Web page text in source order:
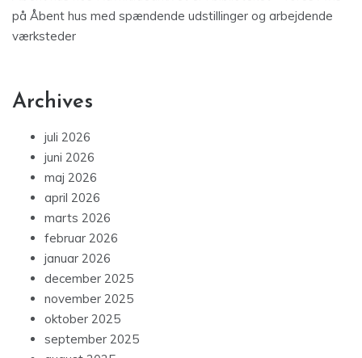
på Åbent hus med spændende udstillinger og arbejdende
værksteder
Archives
juli 2026
juni 2026
maj 2026
april 2026
marts 2026
februar 2026
januar 2026
december 2025
november 2025
oktober 2025
september 2025